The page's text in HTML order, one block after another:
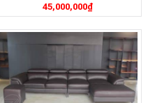
45,000,000₫